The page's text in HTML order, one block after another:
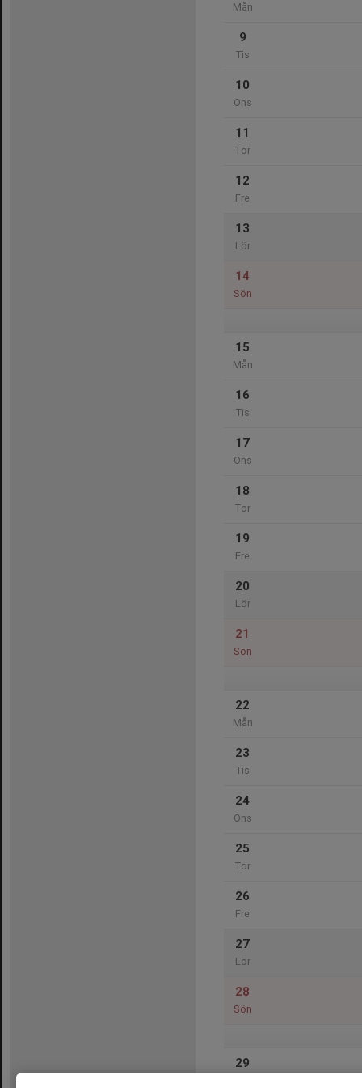
Mån
9
Tis
10
Ons
11
Tor
12
Fre
13
Lör
14
Sön
15
Mån
16
Tis
17
Ons
18
Tor
19
Fre
20
Lör
21
Sön
22
Mån
23
Tis
24
Ons
25
Tor
26
Fre
27
Lör
28
Sön
29